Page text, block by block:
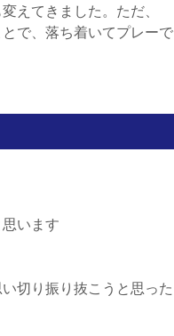
えてきました。ただ、
で、落ち着いてプレーで
います
切り振り抜こうと思った